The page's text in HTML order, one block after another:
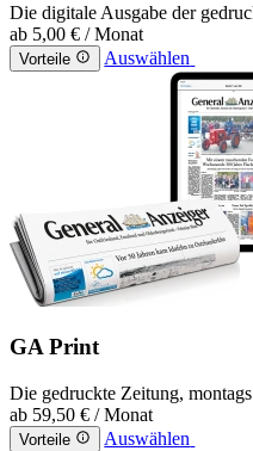
Die digitale Ausgabe der
ab 5,00 € / Monat
Vorteile Auswählen
GA Print
Die gedruckte Zeitung, montags
ab 59,50 € / Monat
Vorteile
Auswählen